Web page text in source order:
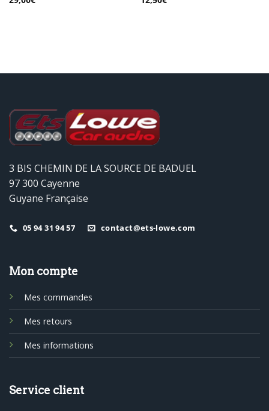
3 BIS CHEMIN DE LA SOURCE DE BADUEL
97 300 Cayenne
Guyane Française
05 94 31 94 57 contact@ets-lowe.com
Mon compte
Mes commandes
Mes retours
Mes informations
Service client